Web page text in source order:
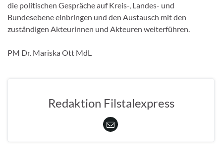
die politischen Gespräche auf Kreis-, Landes- und
Bundesebene einbringen und den Austausch mit den
zuständigen Akteurinnen und Akteuren weiterführen.
PM Dr. Mariska Ott MdL
Redaktion Filstalexpress